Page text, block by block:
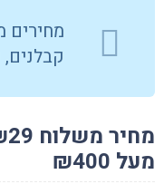
מחירים
מעל ₪400